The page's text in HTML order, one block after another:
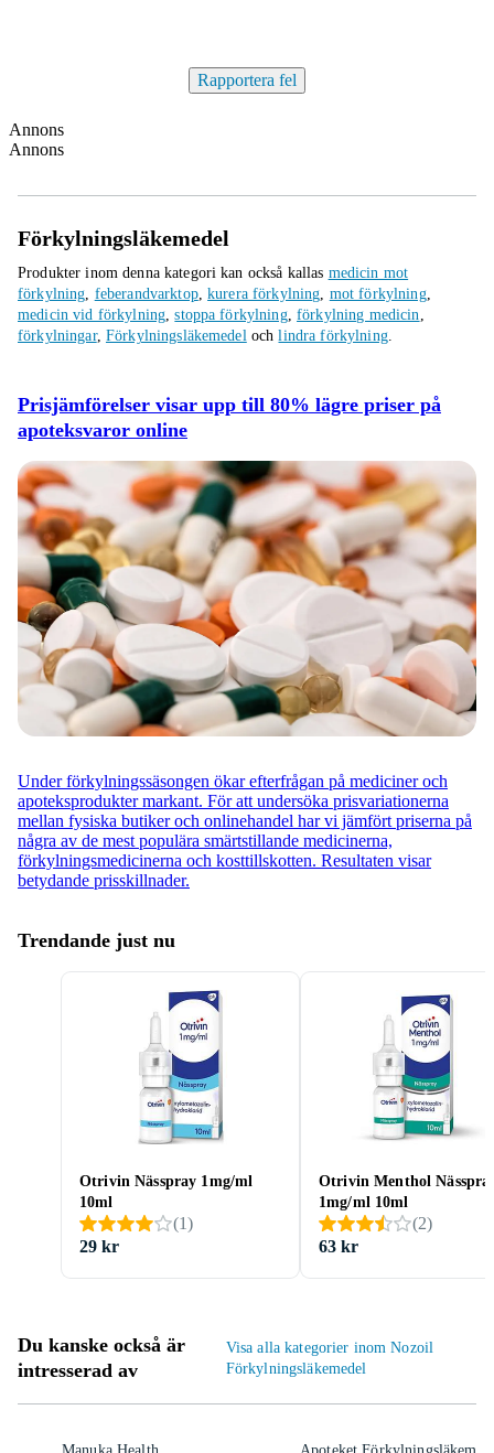
Rapportera fel
Annons
Annons
Förkylningsläkemedel
Produkter inom denna kategori kan också kallas medicin mot
förkylning, feberandvarktop,kurera förkylning, mot förkylning,
medicin vid förkylning,stoppa förkylning,förkylning medicin,
förkylningar, Förkylningsläkemedelochlindra förkylning.
Prisjämförelser visar upp till 80% lägre priser på
apoteksvaror online
Under förkylningssäsongen ökar efterfrågan på mediciner och
apoteksprodukter markant. För att undersöka prisvariationerna
mellan fysiska butiker och onlinehandel har vi jämfört priserna på
några av de mest populära smärtstillande medicinerna,
förkylningsmedicinerna och kosttillskotten. Resultaten visar
betydande prisskillnader.
Trendande just nu
Otrivin Nässpray 1mg/ml
10ml
(1)
29 kr
Otrivin Menthol
1mg/ml 10ml
(2)
63 kr
Du kanske också är
intresserad av
Visa alla kategorier inom Nozoil
Förkylningsläkemedel